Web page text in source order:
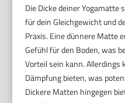
Die Dicke deiner Yogamatte
für dein Gleichgewicht und
Praxis. Eine dünnere Matte
Gefühl für den Boden, was
Vorteil sein kann. Allerdings
Dämpfung bieten, was
Dickere Matten hingegen